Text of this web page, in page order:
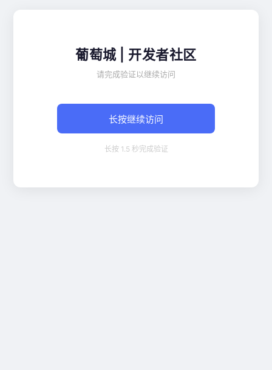
葡萄城 | 开发者社区
请完成验证以继续访问
长按继续访问
长按 1.5 秒完成验证